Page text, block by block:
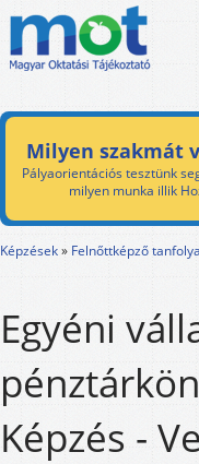
Milyen szakmát
Pályaorientációs tesztünk
milyen munka illik
Képzések» Felnőttképző
Egyéni
Képzés -